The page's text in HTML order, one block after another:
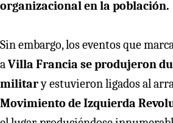
organizacional en la población.
Sin embargo, los eventos que
aVilla Francia se produjeron
military estuvieron ligados al
Movimiento de Izquierda